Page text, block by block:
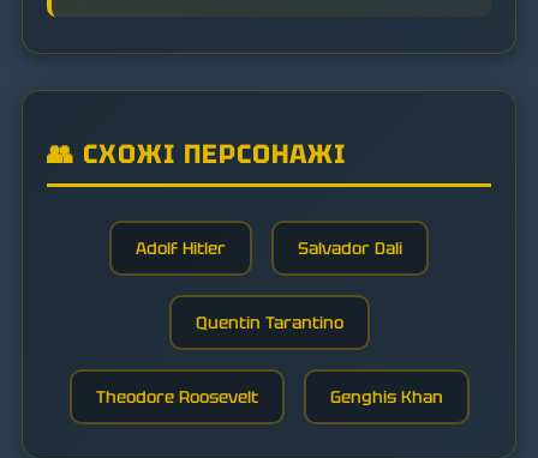
👥 СХОЖІ ПЕРСОНАЖІ
Adolf Hitler Salvador Dali
Quentin Tarantino
Theodore Roosevelt Genghis Khan